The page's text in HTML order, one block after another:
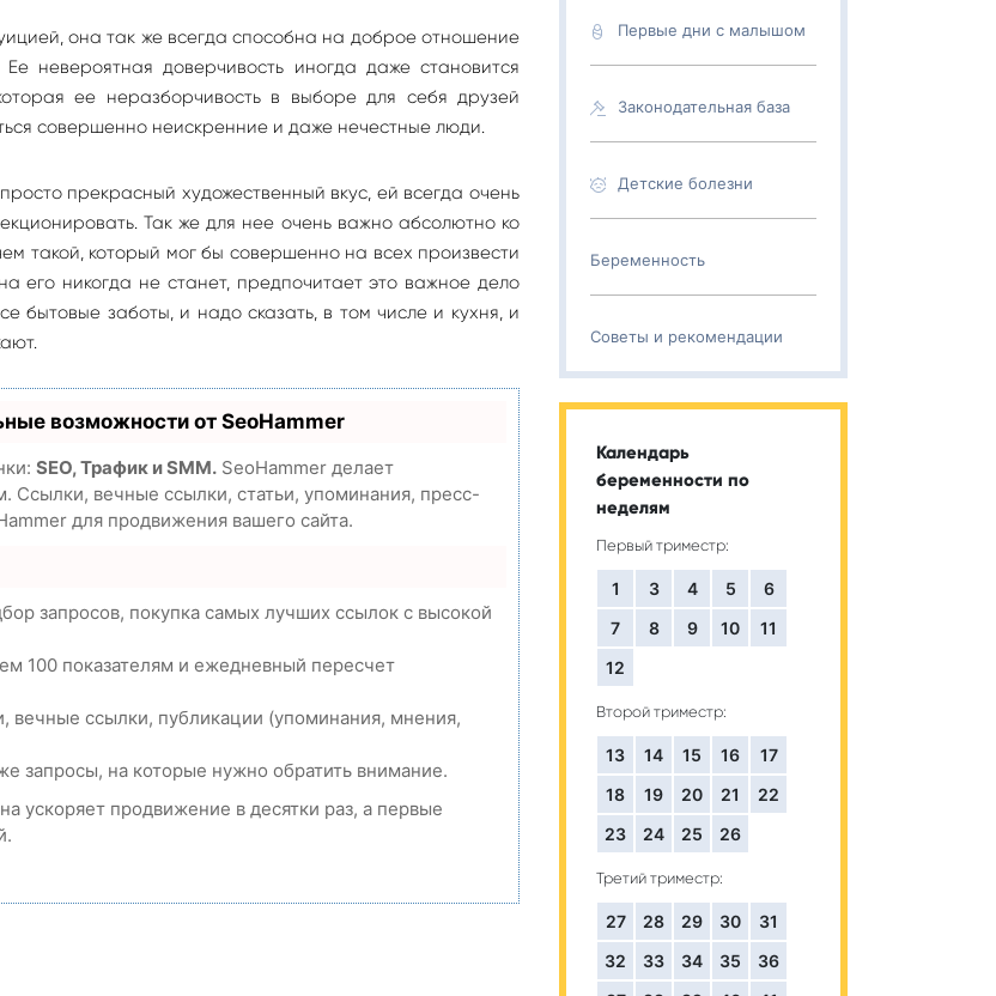
она так же всегда способна на доброе отношение
невероятная доверчивость иногда даже становится
ее неразборчивость в выборе для себя друзей
совершенно неискренние и даже нечестные люди.
прекрасный художественный вкус, ей всегда очень
Так же для нее очень важно абсолютно ко
такой, который мог бы совершенно на всех произвести
его никогда не станет, предпочитает это важное дело
бытовые заботы, и надо сказать, в том числе и кухня, и
возможности от SeoHammer
SEO, Трафик и SMM. SeoHammer делает
Ссылки, вечные ссылки, статьи, упоминания, пресс-
для продвижения вашего сайта.
запросов, покупка самых лучших ссылок с высокой
100 показателям и ежедневный пересчет
ссылки, публикации (упоминания, мнения,
запросы, на которые нужно обратить внимание.
ускоряет продвижение в десятки раз, а первые
Первые дни с малышом
Законодательная база
Детские болезни
Беременность
Советы и рекомендации
Календарь
беременности по
неделям
Первый триместр:
1 3 4 5
6
7
8 9 10
11
12
Второй триместр:
13 14 15 16
17
18
19 20 21
22
23
24 25 26
Третий триместр:
27 28 29 30
31
32
33 34 35
36